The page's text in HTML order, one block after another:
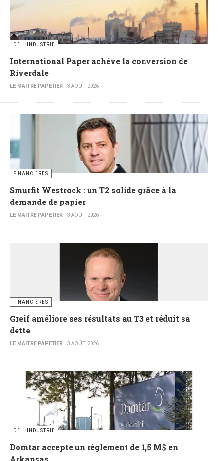
DE L’INDUSTRIE
International Paper achève la conversion de
Riverdale
LE MAITRE PAPETIER 3 AOÛT 2026
FINANCIÈRES
Smurfit Westrock : un T2 solide grâce à la
demande de papier
LE MAITRE PAPETIER 3 AOÛT 2026
FINANCIÈRES
Greif améliore ses résultats au T3 et réduit sa
dette
LE MAITRE PAPETIER 3 AOÛT 2026
DE L’INDUSTRIE
Domtar accepte un règlement de 1,5 M$ en